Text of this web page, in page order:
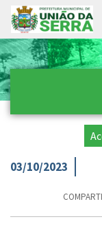
Ir para conteúdo
Conteúdo Principal
03/10/2023